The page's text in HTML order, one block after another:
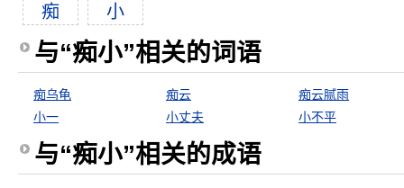
痴 小
与“痴小”相关的词语
痴乌龟 痴云
痴云腻雨
小一
小丈夫 小不平
与“痴小”相关的成语